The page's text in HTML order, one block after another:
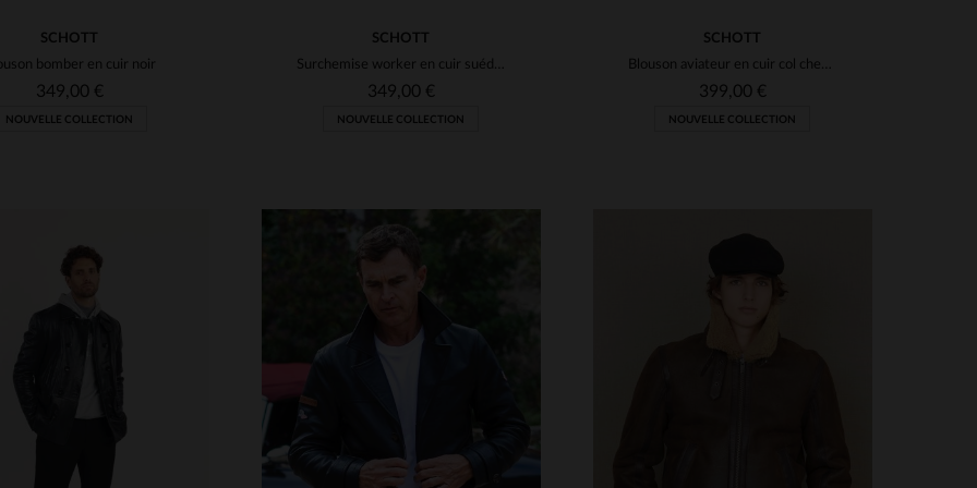
DISPONIBLES
SCHOTT
bomber en cuir noir
349,00 €
NOUVELLE COLLECTION
SCHOTT
Surchemise worker en cuir suédé marron
349,00 €
NOUVELLE COLLECTION
SCHOTT
Blouson aviateur en cuir col chemise marron
399,00 €
NOUVELLE COLLECTION